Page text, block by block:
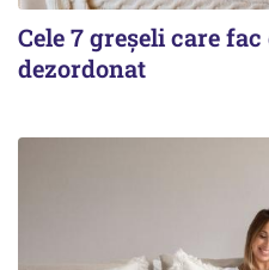
Cele 7 greșeli care
dezordonat